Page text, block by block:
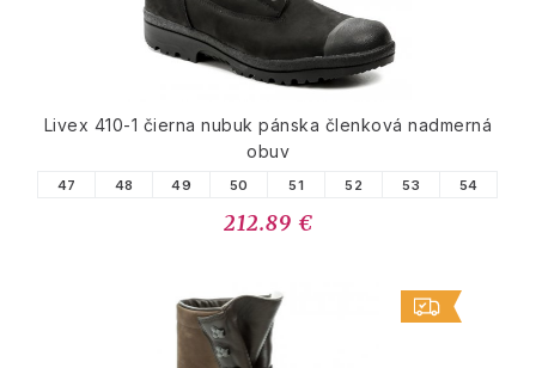
Livex 410-1 čierna nubuk pánska členková nadmerná
obuv
47 48 49 50 51 52 53 54
212.89 €